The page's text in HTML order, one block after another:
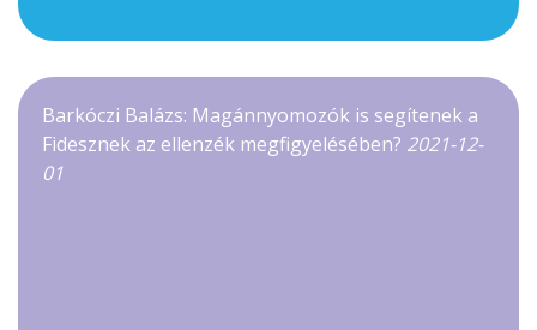
Barkóczi Balázs: Magánnyomozók is segítenek a
Fidesznek az ellenzék megfigyelésében? 2021-12-
01